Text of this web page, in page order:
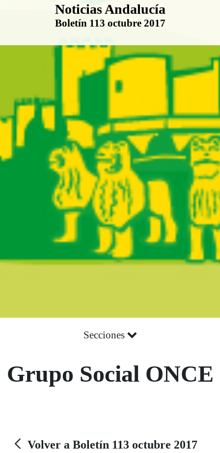
Boletín Noticias Andalucía
Noticias Andalucía
Boletín 113 octubre 2017
Secciones
Grupo Social ONCE
Volver a Boletín 113 octubre 2017